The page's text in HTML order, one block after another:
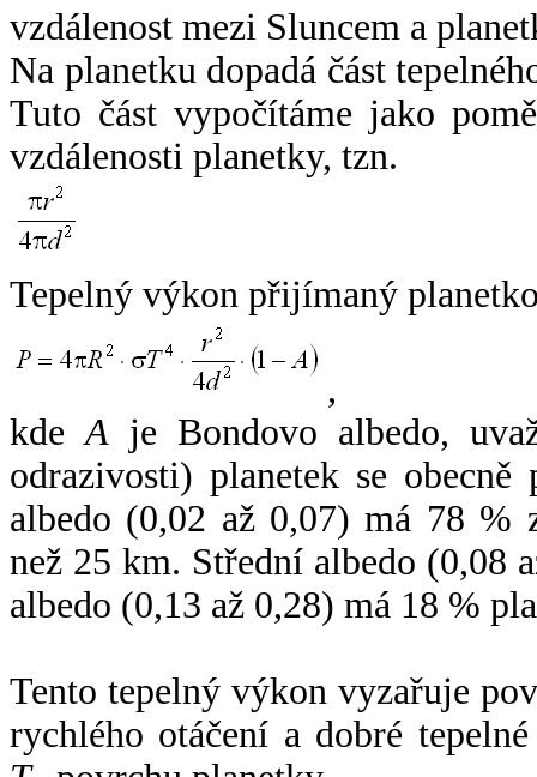
vzdálenost mezi Sluncem a
Na planetku dopadá část
Tuto část vypočítáme jako
vzdálenosti planetky, tzn.
Tepelný výkon přijímaný
,
kdeA je Bondovo albedo,
odrazivosti) planetek se
albedo (0,02 až 0,07) má 78 %
než 25 km. Střední albedo (0,08
albedo (0,13 až 0,28) má 18 %
Tento tepelný výkon vyzařuje
rychlého otáčení a dobré